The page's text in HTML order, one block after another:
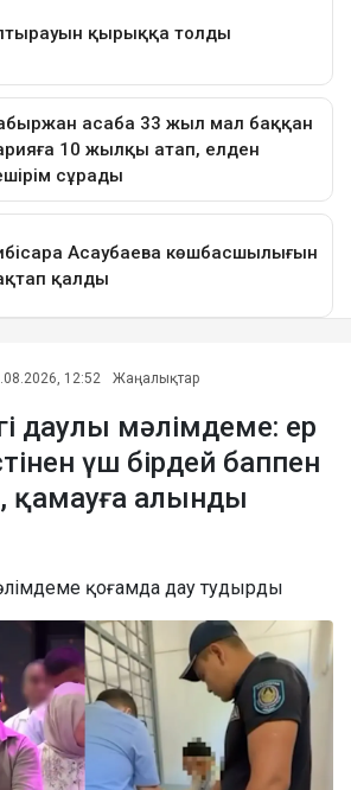
12:52 Жаңалықтар
даулы мәлімдеме: ер
үш бірдей баппен
қамауға алынды
қоғамда дау тудырды